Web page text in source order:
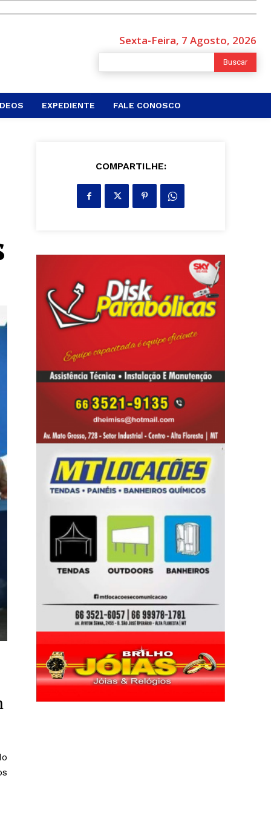
Sexta-Feira, 7 Agosto, 2026
Buscar
EXPEDIENTE FALE CONOSCO
COMPARTILHE: